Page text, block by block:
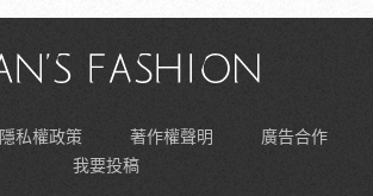
隱私權政策 著作權聲明
廣告合作
我要投稿